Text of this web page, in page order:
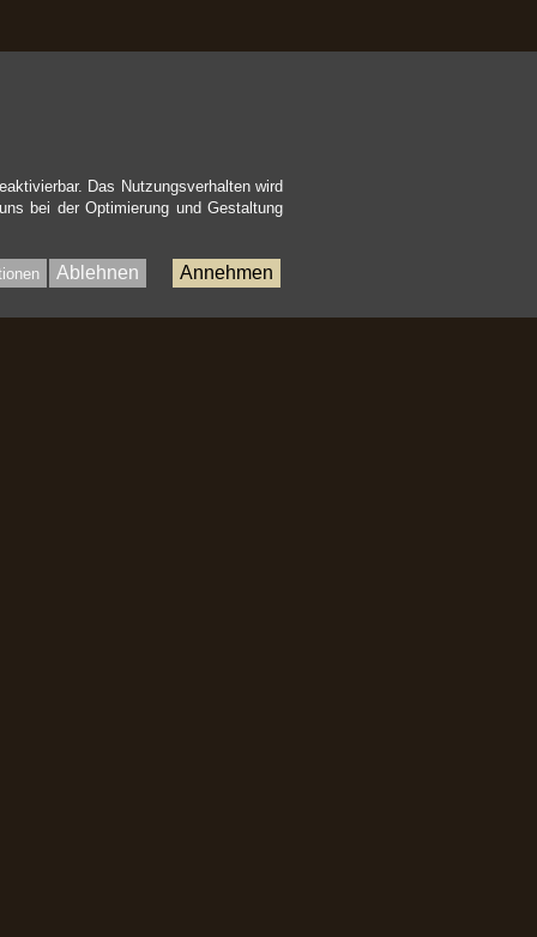
Das Nutzungsverhalten wird
bei der Optimierung und Gestaltung
Annehmen
Ablehnen